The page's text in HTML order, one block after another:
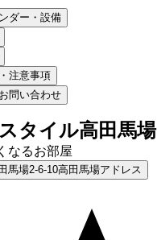
ダー・設備
注意事項
問い合わせ
タイル高田馬場
なるお部屋
馬場2-6-10高田馬場アドレス